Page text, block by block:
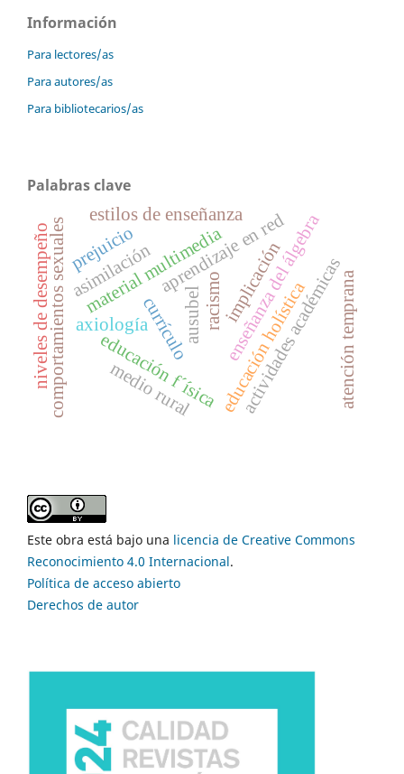
Información
Para lectores/as
Para autores/as
Para bibliotecarios/as
Palabras clave
currículo
implicación
axiología
material multimediaenseñanza del álgebra
comportamientos sexuales educación holística
actividades académicas
niveles de desempeño aprendizaje en red
educación f´ísica atención temprana
estilos de enseñanza
asimilación
racismo
prejuicio
ausubel
medio rural
Este obra está bajo una licencia de Creative Commons
Reconocimiento 4.0 Internacional.
Política de acceso abierto
Derechos de autor